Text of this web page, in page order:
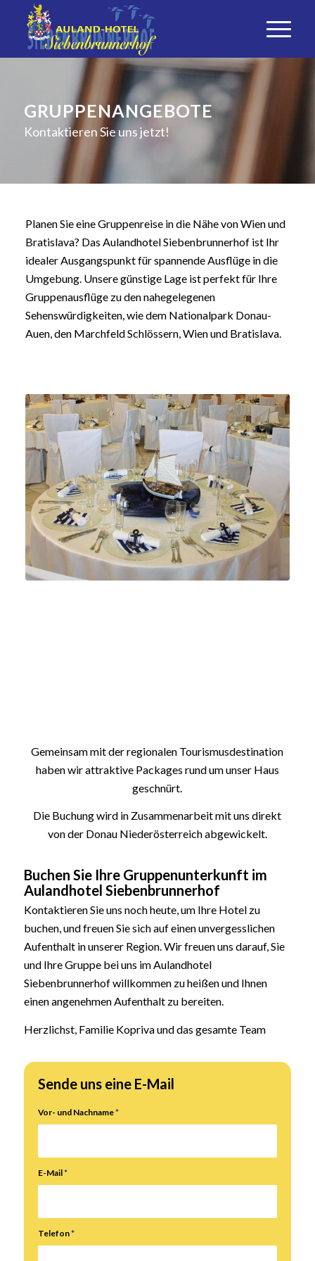
GRUPPENANGEBOTE
Kontaktieren Sie uns jetzt!
Planen Sie eine Gruppenreise in die Nähe von Wien und
Bratislava? Das Aulandhotel Siebenbrunnerhof ist Ihr
idealer Ausgangspunkt für spannende Ausflüge in die
Umgebung. Unsere günstige Lage ist perfekt für Ihre
Gruppenausflüge zu den nahegelegenen
Sehenswürdigkeiten, wie dem Nationalpark Donau-
Auen, den Marchfeld Schlössern, Wien und Bratislava.
Gemeinsam mit der regionalen Tourismusdestination
haben wir attraktive Packages rund um unser Haus
geschnürt.
Die Buchung wird in Zusammenarbeit mit uns direkt
von der Donau Niederösterreich abgewickelt.
Buchen Sie Ihre Gruppenunterkunft im
Aulandhotel Siebenbrunnerhof
Kontaktieren Sie uns noch heute, um Ihre Hotel zu
buchen, und freuen Sie sich auf einen unvergesslichen
Aufenthalt in unserer Region. Wir freuen uns darauf, Sie
und Ihre Gruppe bei uns im Aulandhotel
Siebenbrunnerhof willkommen zu heißen und Ihnen
einen angenehmen Aufenthalt zu bereiten.
Herzlichst, Familie Kopriva und das gesamte Team
Sende uns eine E-Mail
Vor- und Nachname*
E-Mail*
Telefon*